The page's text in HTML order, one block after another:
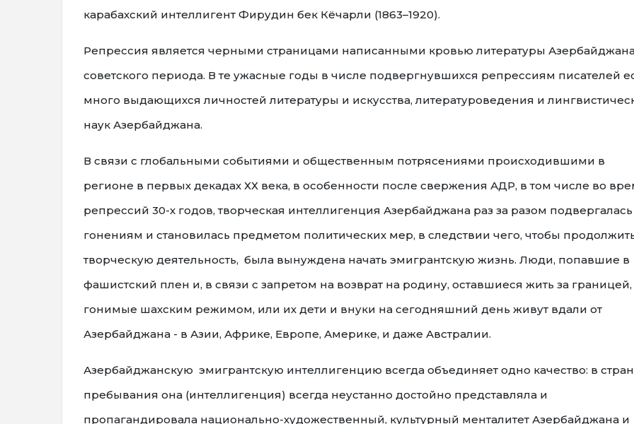
карабахский интеллигент Фирудин бек Кёчарли (1863–1920).
Репрессия является черными страницами написанными кровью литературы
советского периода. В те ужасные годы в числе подвергнувшихся репрессиям писателей
много выдающихся личностей литературы и искусства, литературоведения и
наук Азербайджана.
В связи с глобальными событиями и общественным потрясениями происходившими в
регионе в первых декадах ХХ века, в особенности после свержения АДР, в том числе во
репрессий 30-х годов, творческая интеллигенция Азербайджана раз за разом подвергалась
гонениям и становилась предметом политических мер, в следствии чего, чтобы
творческую деятельность, была вынуждена начать эмигрантскую жизнь. Люди, попавшие в
фашистский плен и, в связи с запретом на возврат на родину, оставшиеся жить за границей,
гонимые шахским режимом, или их дети и внуки на сегодняшний день живут вдали от
Азербайджана - в Азии, Африке, Европе, Америке, и даже Австралии.
Азербайджанскую эмигрантскую интеллигенцию всегда объединяет одно качество: в
пребывания она (интеллигенция) всегда неустанно достойно представляла и
пропагандировала национально-художественный, культурный менталитет Азербайджана и